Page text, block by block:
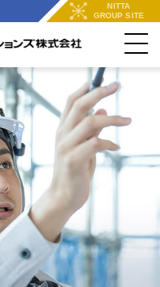
NITTA
GROUP SITE